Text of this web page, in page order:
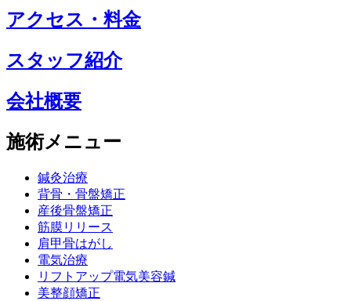
アクセス・料金
スタッフ紹介
会社概要
施術メニュー
鍼灸治療
背骨・骨盤矯正
産後骨盤矯正
筋膜リリース
肩甲骨はがし
電気治療
リフトアップ電気美容鍼
美整顔矯正